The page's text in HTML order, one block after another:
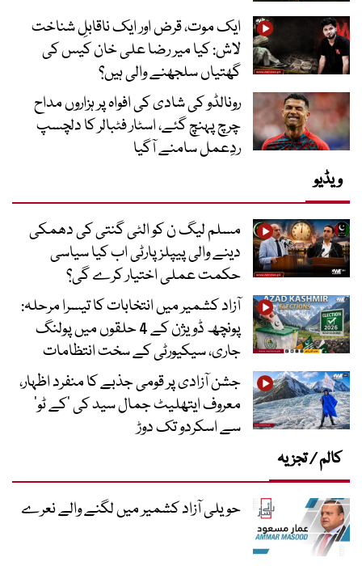
ایک موت، قرض اور ایک ناقابلِ شناخت
لاش: کیا میر رضا علی خان کیس کی
گھتیاں سلجھنے والی ہیں؟
رونالڈو کی شادی کی افواہ پر ہزاروں مداح
چرچ پہنچ گئے، اسٹار فٹبالر کا دلچسپ
ردِعمل سامنے آگیا
ویڈیو
مسلم لیگ ن کو الٹی گنتی کی دھمکی
دینے والی پیپلز پارٹی اب کیا سیاسی
حکمت عملی اختیار کرے گی؟
آزاد کشمیر میں انتخابات کا تیسرا مرحلہ:
پونچھ ڈویژن کے 4 حلقوں میں پولنگ
جاری، سیکیورٹی کے سخت انتظامات
جشن آزادی پر قومی جذبے کا منفرد اظہار،
معروف ایتھلیٹ جمال سید کی ’کے ٹو‘
سے اسکردو تک دوڑ
کالم / تجزیہ
حویلی آزاد کشمیر میں لگنے والے نعرے